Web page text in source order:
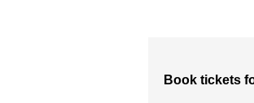
Book tickets